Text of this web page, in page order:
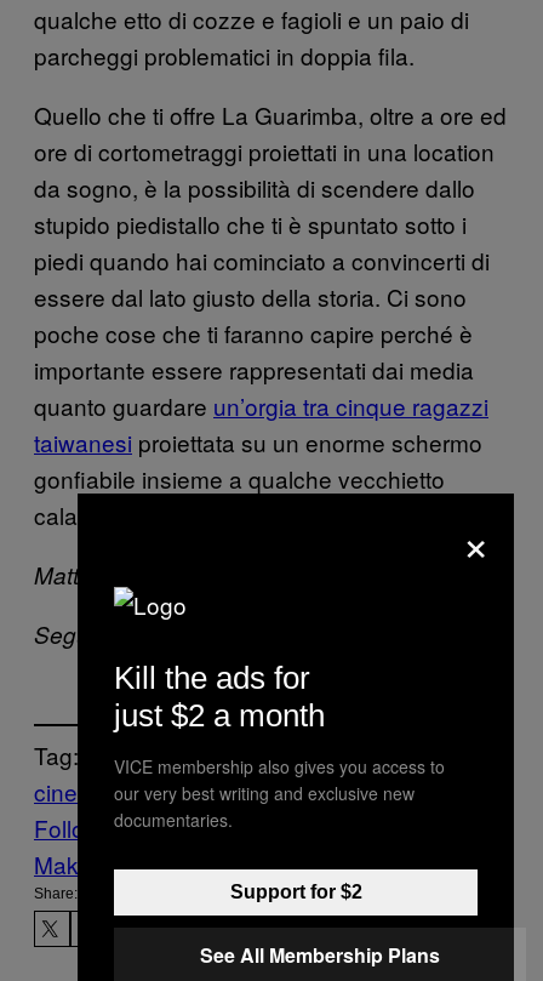
qualche etto di cozze e fagioli e un paio di
parcheggi problematici in doppia fila.
Quello che ti offre La Guarimba, oltre a ore ed
ore di cortometraggi proiettati in una location
da sogno, è la possibilità di scendere dallo
stupido piedistallo che ti è spuntato sotto i
piedi quando hai cominciato a convincerti di
essere dal lato giusto della storia. Ci sono
poche cose che ti faranno capire perché è
importante essere rappresentati dai media
quanto guardare un’orgia tra cinque ragazzi
taiwanesi proiettata su un enorme schermo
gonfiabile insieme a qualche vecchietto
calabrese.
Mattia è su Instagram
Segui Noisey su
Tag:
cinema
Music Noisey
Follow Us On Discover
Make Us Preferred In Top Stories
Share:
×
Kill the ads for
just $2 a month
VICE membership also gives you access to
our very best writing and exclusive new
documentaries.
Support for $2
See All Membership Plans